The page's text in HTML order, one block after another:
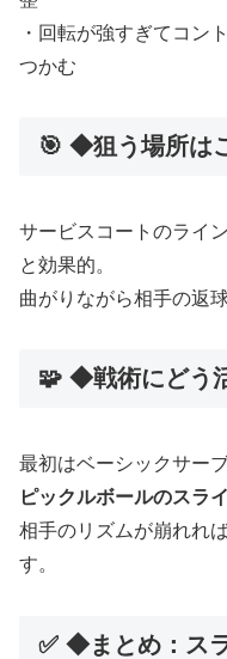
・回転が強すぎてコン
つかむ
🎯 ◆狙う場所は
サービスコートのライ
と効果的。
曲がりながら相手の返
🧩 ◆戦術にどう
最初はベーシックサー
ピックルボールのスラ
相手のリズムが崩れれ
す。
✅ ◆まとめ：ス